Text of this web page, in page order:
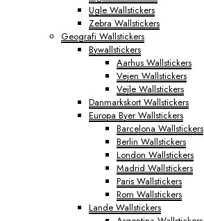
Ugle Wallstickers
Zebra Wallstickers
Geografi Wallstickers
Bywallstickers
Aarhus Wallstickers
Vejen Wallstickers
Vejle Wallstickers
Danmarkskort Wallstickers
Europa Byer Wallstickers
Barcelona Wallstickers
Berlin Wallstickers
London Wallstickers
Madrid Wallstickers
Paris Wallstickers
Rom Wallstickers
Lande Wallstickers